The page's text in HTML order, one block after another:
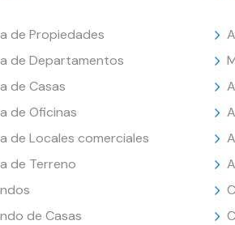
de Propiedades
de Departamentos
de Casas
de Oficinas
de Locales comerciales
de Terreno
de Casas